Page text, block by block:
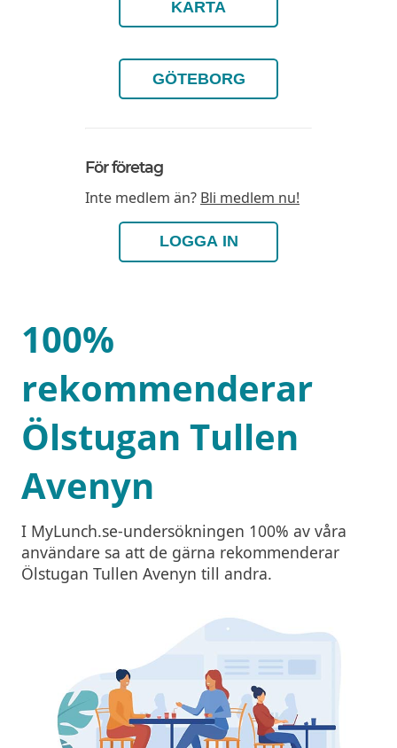
KARTA
GÖTEBORG
För företag
Inte medlem än? Bli medlem nu!
LOGGA IN
100%
rekommenderar
Ölstugan Tullen
Avenyn
I MyLunch.se-undersökningen 100% av våra
användare sa att de gärna rekommenderar
Ölstugan Tullen Avenyn till andra.